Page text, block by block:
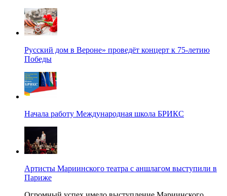
Русский дом в Вероне» проведёт концерт к 75-летию
Победы
Начала работу Международная школа БРИКС
Артисты Мариинского театра с аншлагом выступили в
Париже